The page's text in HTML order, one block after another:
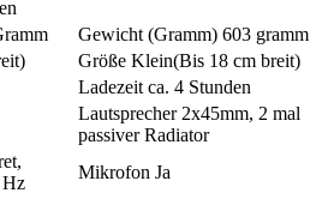
Gewicht (Gramm) 603 gramm
Größe Klein(Bis 18 cm breit)
Ladezeit ca. 4 Stunden
Lautsprecher2x45mm, 2 mal
passiver Radiator
Hz
Mikrofon Ja